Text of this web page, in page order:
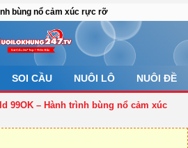
bùng nổ cảm xúc rực rỡ
SOI CẦU NUÔI LÔ NUÔI ĐỀ
99OK – Hành trình bùng nổ cảm xúc